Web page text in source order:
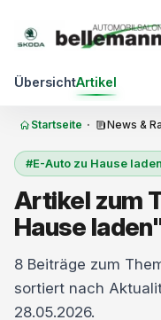
ÜbersichtArtikel
Startseite · News &
#E-Auto zu Hause laden
Artikel zum
Hause
8 Beiträge zum
sortiert nach
28.05.2026.